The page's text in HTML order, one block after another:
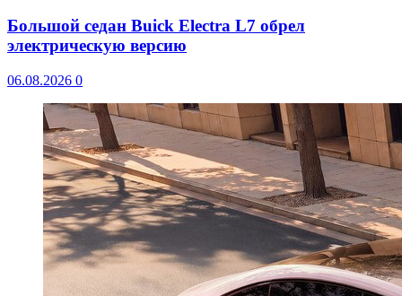
Большой седан Buick Electra L7 обрел
электрическую версию
06.08.2026 0